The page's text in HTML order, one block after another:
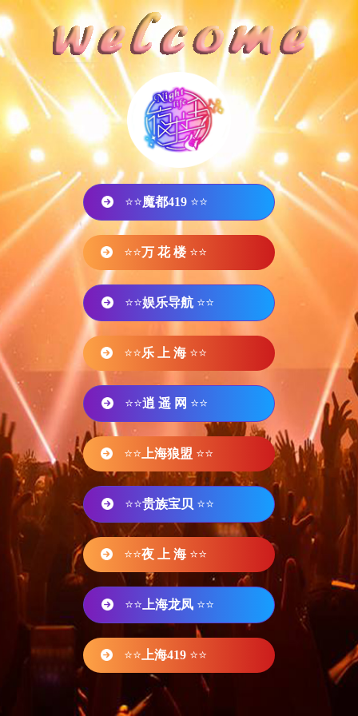
⭐⭐魔都419 ⭐⭐
⭐⭐万 花 楼 ⭐⭐
⭐⭐娱乐导航 ⭐⭐
⭐⭐乐 上 海 ⭐⭐
⭐⭐逍 遥 网 ⭐⭐
⭐⭐ 上海狼盟 ⭐⭐
⭐⭐贵族宝贝 ⭐⭐
⭐⭐夜 上 海 ⭐⭐
⭐⭐ 上海龙凤 ⭐⭐
⭐⭐ 上海419 ⭐⭐